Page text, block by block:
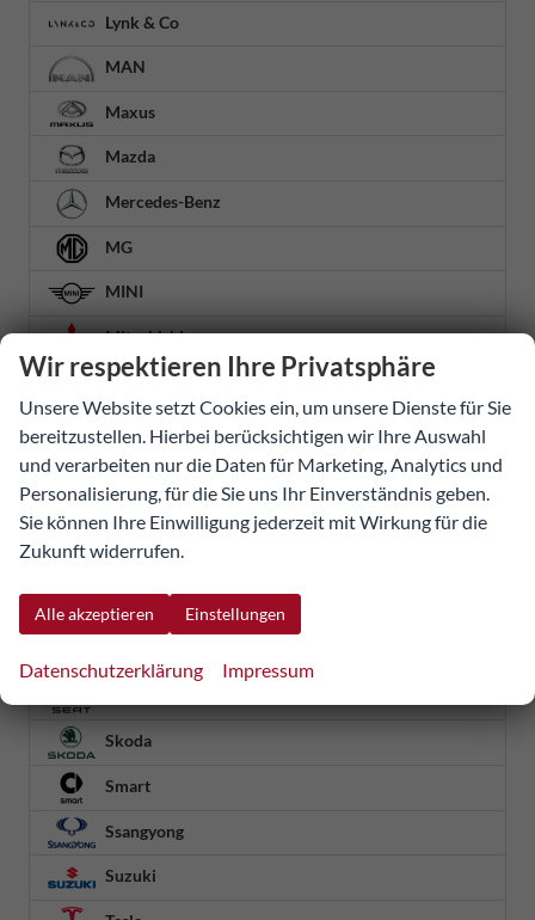
Lynk & Co
MAN
Maxus
Mazda
Mercedes-Benz
MG
MINI
Mitsubishi
Nissan
Omoda
Opel
Ora
Peugeot
Porsche
Skoda
Smart
Ssangyong
Suzuki
Wir respektieren Ihre Privatsphäre
Unsere Website setzt Cookies ein, um unsere Dienste für Sie
bereitzustellen. Hierbei berücksichtigen wir Ihre Auswahl
und verarbeiten nur die Daten für Marketing, Analytics und
Personalisierung, für die Sie uns Ihr Einverständnis geben.
Sie können Ihre Einwilligung jederzeit mit Wirkung für die
Zukunft widerrufen.
Alle akzeptieren Einstellungen
Datenschutzerklärung Impressum